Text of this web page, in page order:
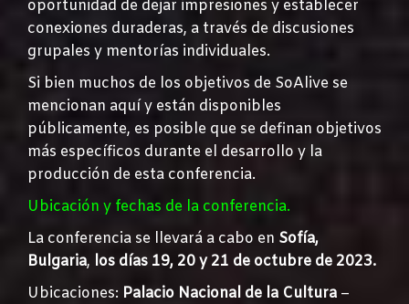
oportunidad de dejar impresiones y establecer
conexiones duraderas, a través de discusiones
grupales y mentorías individuales.
Si bien muchos de los objetivos de SoAlive se
mencionan aquí y están disponibles
públicamente, es posible que se definan objetivos
más específicos durante el desarrollo y la
producción de esta conferencia.
Ubicación y fechas de la conferencia.
La conferencia se llevará a cabo en Sofía,
Bulgaria, los días 19, 20 y 21 de octubre de 2023.
Ubicaciones: Palacio Nacional de la Cultura –